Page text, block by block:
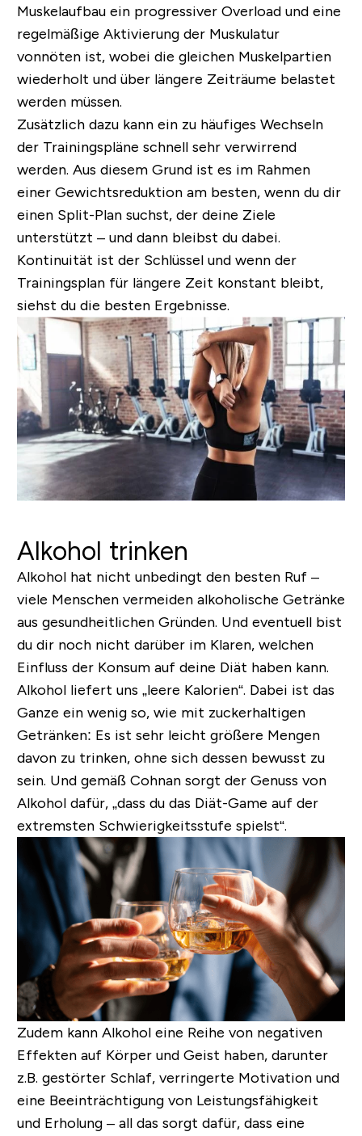
Muskelaufbau ein progressiver Overload und eine
regelmäßige Aktivierung der Muskulatur
vonnöten ist, wobei die gleichen Muskelpartien
wiederholt und über längere Zeiträume belastet
werden müssen.
Zusätzlich dazu kann ein zu häufiges Wechseln
der Trainingspläne schnell sehr verwirrend
werden. Aus diesem Grund ist es im Rahmen
einer Gewichtsreduktion am besten, wenn du dir
einen Split-Plan suchst, der deine Ziele
unterstützt – und dann bleibst du dabei.
Kontinuität ist der Schlüssel und wenn der
Trainingsplan für längere Zeit konstant bleibt,
siehst du die besten Ergebnisse.
Alkohol trinken
Alkohol hat nicht unbedingt den besten Ruf –
viele Menschen vermeiden alkoholische Getränke
aus gesundheitlichen Gründen. Und eventuell bist
du dir noch nicht darüber im Klaren, welchen
Einfluss der Konsum auf deine Diät haben kann.
Alkohol liefert uns „leere Kalorien“. Dabei ist das
Ganze ein wenig so, wie mit zuckerhaltigen
Getränken: Es ist sehr leicht größere Mengen
davon zu trinken, ohne sich dessen bewusst zu
sein. Und gemäß Cohnan sorgt der Genuss von
Alkohol dafür, „dass du das Diät-Game auf der
extremsten Schwierigkeitsstufe spielst“.
Zudem kann Alkohol eine Reihe von negativen
Effekten auf Körper und Geist haben, darunter
z.B. gestörter Schlaf, verringerte Motivation und
eine Beeinträchtigung von Leistungsfähigkeit
und Erholung – all das sorgt dafür, dass eine